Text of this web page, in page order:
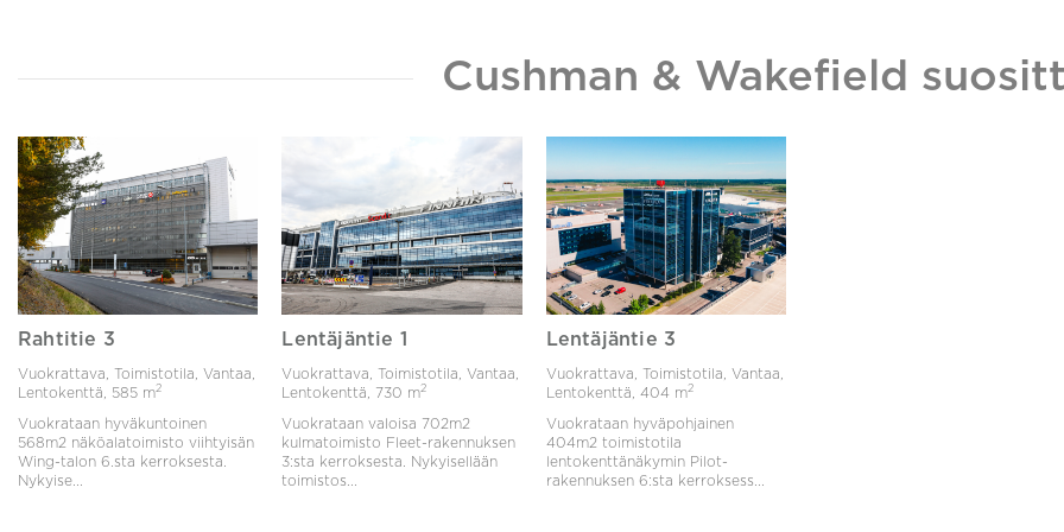
Cushman & Wakefield
Rahtitie 3
Vuokrattava, Toimistotila, Vantaa,
Lentokenttä, 585 m2
Vuokrataan hyväkuntoinen
568m2 näköalatoimisto viihtyisän
Wing-talon 6.sta kerroksesta.
Nykyise...
Lentäjäntie 1
Vuokrattava, Toimistotila, Vantaa,
Lentokenttä, 730 m2
Vuokrataan valoisa 702m2
kulmatoimisto Fleet-rakennuksen
3:sta kerroksesta. Nykyisellään
toimistos...
Lentäjäntie 3
Vuokrattava, Toimistotila, Vantaa,
Lentokenttä, 404 m2
Vuokrataan hyväpohjainen
404m2 toimistotila
lentokenttänäkymin Pilot-
rakennuksen 6:sta kerroksess...